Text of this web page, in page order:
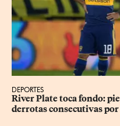
DEPORTES
River Plate toca fondo:
derrotas consecutivas